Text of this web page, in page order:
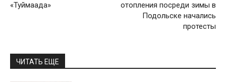
«Туймаада»
отопления посреди зимы в
Подольске начались
протесты
ЧИТАТЬ ЕЩЕ